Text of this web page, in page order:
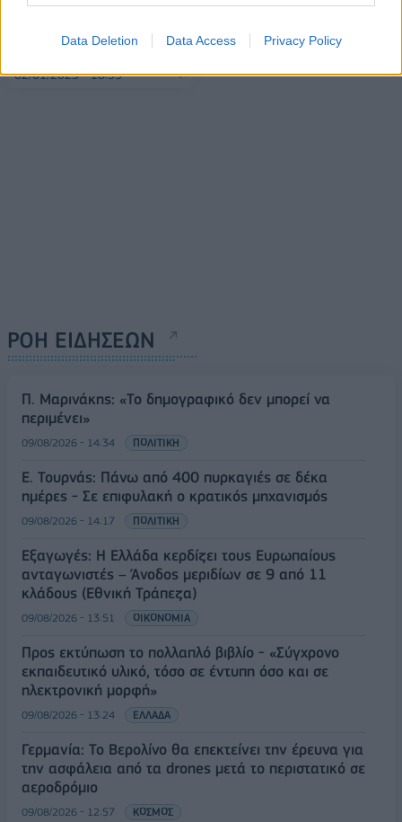
Data Deletion Data Access Privacy Policy
Σχεδόν στο 93% ο
Κωνσταντινούπολη
02/01/2023 - 16:59
πρώτη συνεδρίαση για το
2023
ΡΟΗ ΕΙΔΗΣΕΩΝ
Π. Μαρινάκης: «Το δημογραφικό δεν μπορεί να
περιμένει»
09/08/2026 - 14:34 ΠΟΛΙΤΙΚΗ
Ε. Τουρνάς: Πάνω από 400 πυρκαγιές σε δέκα
ημέρες - Σε επιφυλακή ο κρατικός μηχανισμός
09/08/2026 - 14:17 ΠΟΛΙΤΙΚΗ
Εξαγωγές: Η Ελλάδα κερδίζει τους Ευρωπαίους
ανταγωνιστές – Άνοδος μεριδίων σε 9 από 11
κλάδους (Εθνική Τράπεζα)
09/08/2026 - 13:51 ΟΙΚΟΝΟΜΙΑ
Προς εκτύπωση το πολλαπλό βιβλίο - «Σύγχρονο
εκπαιδευτικό υλικό, τόσο σε έντυπη όσο και σε
ηλεκτρονική μορφή»
09/08/2026 - 13:24 ΕΛΛΑΔΑ
Γερμανία: Το Βερολίνο θα επεκτείνει την έρευνα για
την ασφάλεια από τα drones μετά το περιστατικό σε
αεροδρόμιο
09/08/2026 - 12:57 ΚΟΣΜΟΣ